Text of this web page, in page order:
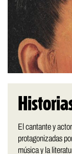
El cantante y
protagonizadas
música y la